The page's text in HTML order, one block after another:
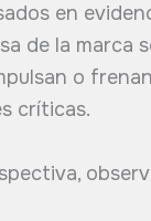
en
de la marca
o
críticas.